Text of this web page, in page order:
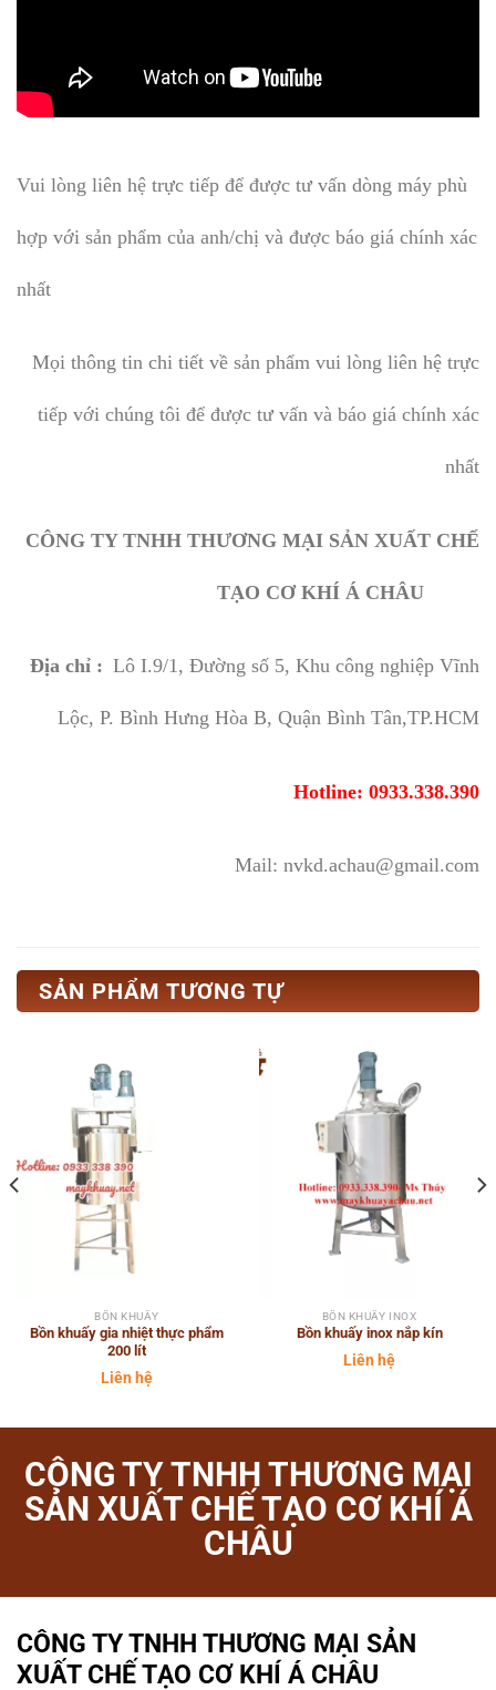
Vui lòng liên hệ trực tiếp để được tư vấn dòng máy phù
hợp với sản phẩm của anh/chị và được báo giá chính xác
nhất
Mọi thông tin chi tiết về sản phẩm vui lòng liên hệ trực
tiếp với chúng tôi để được tư vấn và báo giá chính xác
nhất
CÔNG TY TNHH THƯƠNG MẠI SẢN XUẤT CHẾ
TẠO CƠ KHÍ Á CHÂU
Địa chỉ : Lô I.9/1, Đường số 5, Khu công nghiệp Vĩnh
Lộc, P. Bình Hưng Hòa B, Quận Bình Tân,TP.HCM
Hotline: 0933.338.390
Mail: nvkd.achau@gmail.com
SẢN PHẨM TƯƠNG TỰ
BỒN KHUẤY
Bồn khuấy gia nhiệt thực phẩm
200 lít
Liên hệ
BỒN KHUẤY INOX
Bồn khuấy inox nắp kín
Liên hệ
CÔNG TY TNHH THƯƠNG MẠI
SẢN XUẤT CHẾ TẠO CƠ KHÍ Á
CHÂU
CÔNG TY TNHH THƯƠNG MẠI SẢN
XUẤT CHẾ TẠO CƠ KHÍ Á CHÂU